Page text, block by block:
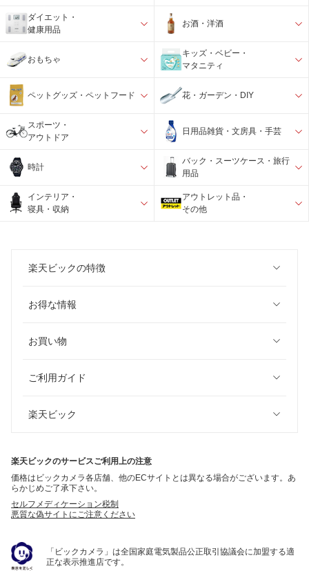
ダイエット・
健康用品
お酒・洋酒
おもちゃ
キッズ・ベビー・
マタニティ
ペットグッズ・ペットフード 花・ガーデン・DIY
スポーツ・
アウトドア
日用品雑貨・文房具・手芸
時計
バック・スーツケース・旅行
用品
インテリア・
寝具・収納
アウトレット品・
その他
楽天ビックの特徴
お得な情報
お買い物
ご利用ガイド
楽天ビック
楽天ビックのサービスご利用上の注意
価格はビックカメラ各店舗、他のECサイトとは異なる場合がございます。あ
らかじめご了承下さい。
セルフメディケーション税制
悪質な偽サイトにご注意ください
「ビックカメラ」は全国家庭電気製品公正取引協議会に加盟する適
正な表示推進店です。